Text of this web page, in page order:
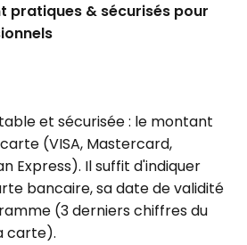
pratiques & sécurisés pour
et sécurisée : le montant
(VISA, Mastercard,
Express). Il suffit d'indiquer
bancaire, sa date de validité
(3 derniers chiffres du
carte).